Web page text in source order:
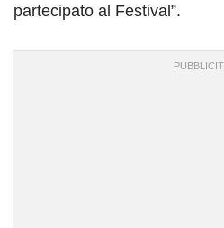
partecipato al Festival”.